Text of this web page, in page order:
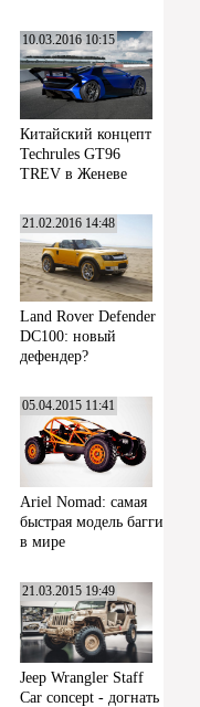
10.03.2016 10:15
Китайский концепт
Techrules GT96
TREV в Женеве
21.02.2016 14:48
Land Rover Defender
DC100: новый
дефендер?
05.04.2015 11:41
Ariel Nomad: самая
быстрая модель багги
в мире
21.03.2015 19:49
Jeep Wrangler Staff
Car concept - догнать